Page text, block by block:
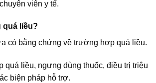
viên y tế.
quá liều?
có bằng chứng về trường hợp quá liều.
quá liều, ngưng dùng thuốc, điều trị triệu
biện pháp hỗ trợ.